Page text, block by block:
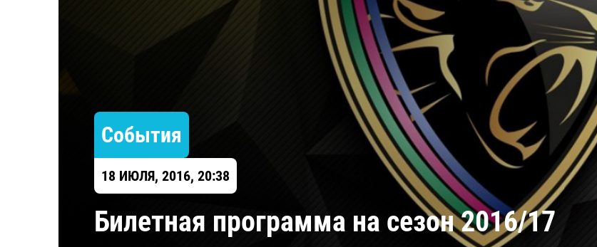
Локомотив Амур
Барыс
Салават Юлаев
Сибирь
События
18 ИЮЛЯ, 2016, 20:38
Билетная программа на сезон 2016/17